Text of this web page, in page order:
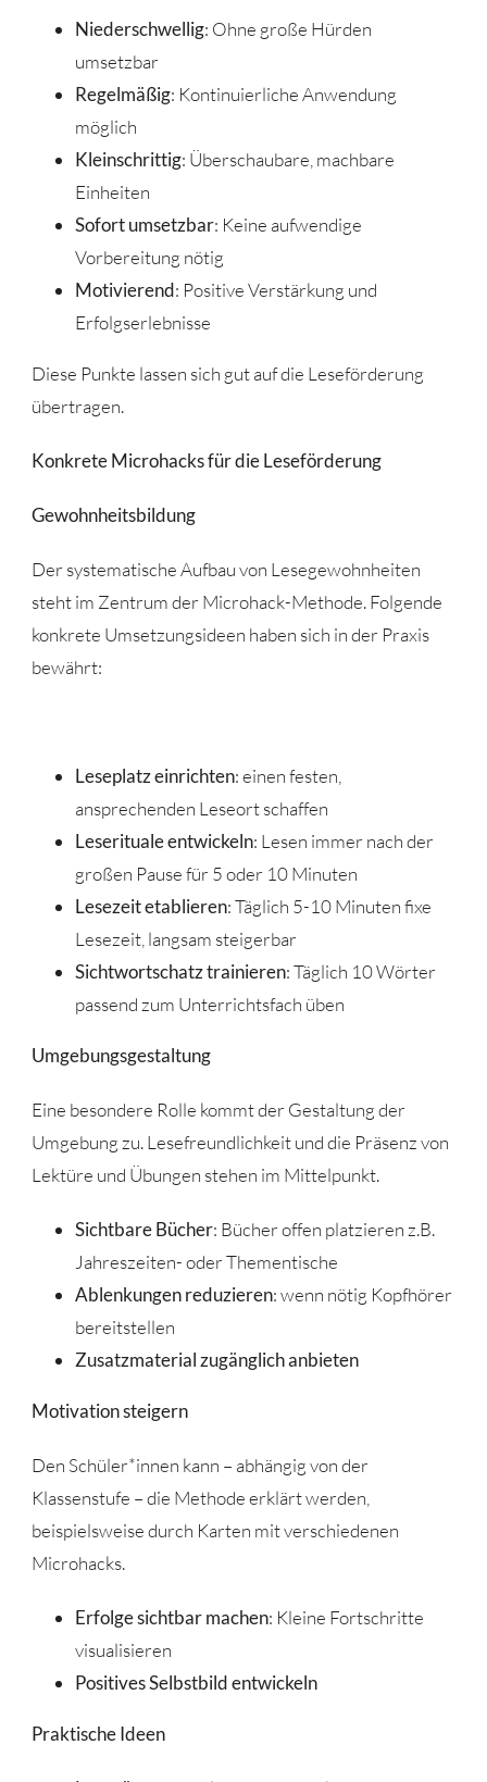
Niederschwellig: Ohne große Hürden
umsetzbar
Regelmäßig: Kontinuierliche Anwendung
möglich
Kleinschrittig: Überschaubare, machbare
Einheiten
Sofort umsetzbar: Keine aufwendige
Vorbereitung nötig
Motivierend: Positive Verstärkung und
Erfolgserlebnisse
Diese Punkte lassen sich gut auf die Leseförderung
übertragen.
Konkrete Microhacks für die Leseförderung
Gewohnheitsbildung
Der systematische Aufbau von Lesegewohnheiten
steht im Zentrum der Microhack-Methode. Folgende
konkrete Umsetzungsideen haben sich in der Praxis
bewährt:
Leseplatz einrichten: einen festen,
ansprechenden Leseort schaffen
Leserituale entwickeln: Lesen immer nach der
großen Pause für 5 oder 10 Minuten
Lesezeit etablieren: Täglich 5-10 Minuten fixe
Lesezeit, langsam steigerbar
Sichtwortschatz trainieren: Täglich 10 Wörter
passend zum Unterrichtsfach üben
Umgebungsgestaltung
Eine besondere Rolle kommt der Gestaltung der
Umgebung zu. Lesefreundlichkeit und die Präsenz von
Lektüre und Übungen stehen im Mittelpunkt.
Sichtbare Bücher: Bücher offen platzieren z.B.
Jahreszeiten- oder Thementische
Ablenkungen reduzieren: wenn nötig Kopfhörer
bereitstellen
Zusatzmaterial zugänglich anbieten
Motivation steigern
Den Schüler*innen kann – abhängig von der
Klassenstufe – die Methode erklärt werden,
beispielsweise durch Karten mit verschiedenen
Microhacks.
Erfolge sichtbar machen: Kleine Fortschritte
visualisieren
Positives Selbstbild entwickeln
Praktische Ideen